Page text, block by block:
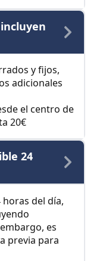
y fijos,
adicionales
el centro de
20€
24
horas del día,
es
previa para